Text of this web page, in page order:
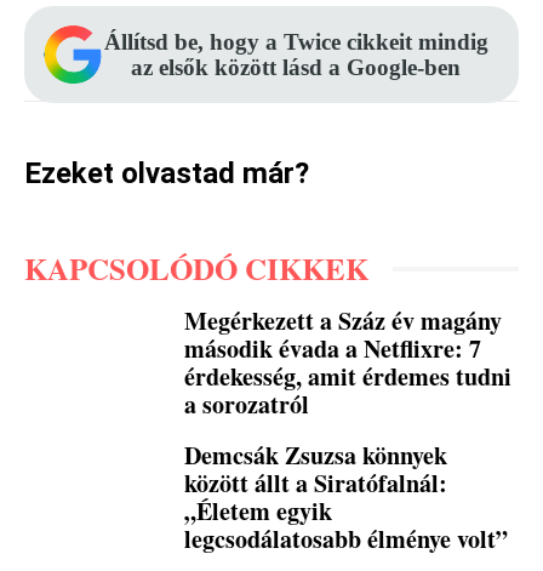
Állítsd be, hogy a Twice cikkeit mindig
az elsők között lásd a Google-ben
Ezeket olvastad már?
KAPCSOLÓDÓ CIKKEK
Megérkezett a Száz év magány
második évada a Netflixre: 7
érdekesség, amit érdemes tudni
a sorozatról
Demcsák Zsuzsa könnyek
között állt a Siratófalnál:
„Életem egyik
legcsodálatosabb élménye volt”